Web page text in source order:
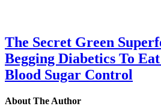
The Secret Green
Begging Diabetics To
Blood Sugar Control
About The Author